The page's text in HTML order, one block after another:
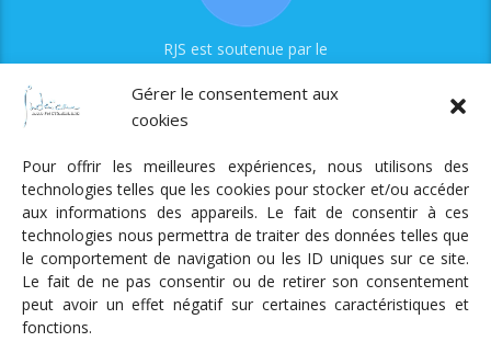
Gérer le consentement aux
cookies
Pour offrir les meilleures expériences, nous utilisons des
technologies telles que les cookies pour stocker et/ou accéder
aux informations des appareils. Le fait de consentir à ces
technologies nous permettra de traiter des données telles que
le comportement de navigation ou les ID uniques sur ce site.
Le fait de ne pas consentir ou de retirer son consentement
peut avoir un effet négatif sur certaines caractéristiques et
fonctions.
RJS est soutenue par le
Radio Judaica Strasbourg
Tous droits réservés
RADIO JUDAÏCA
ÉMISSIONS ET GRILLE DES PROGRAMMES
PODCASTS